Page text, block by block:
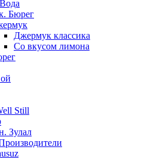
Бюрег
Джермук классика
Со вкусом лимона
Still
Зулал